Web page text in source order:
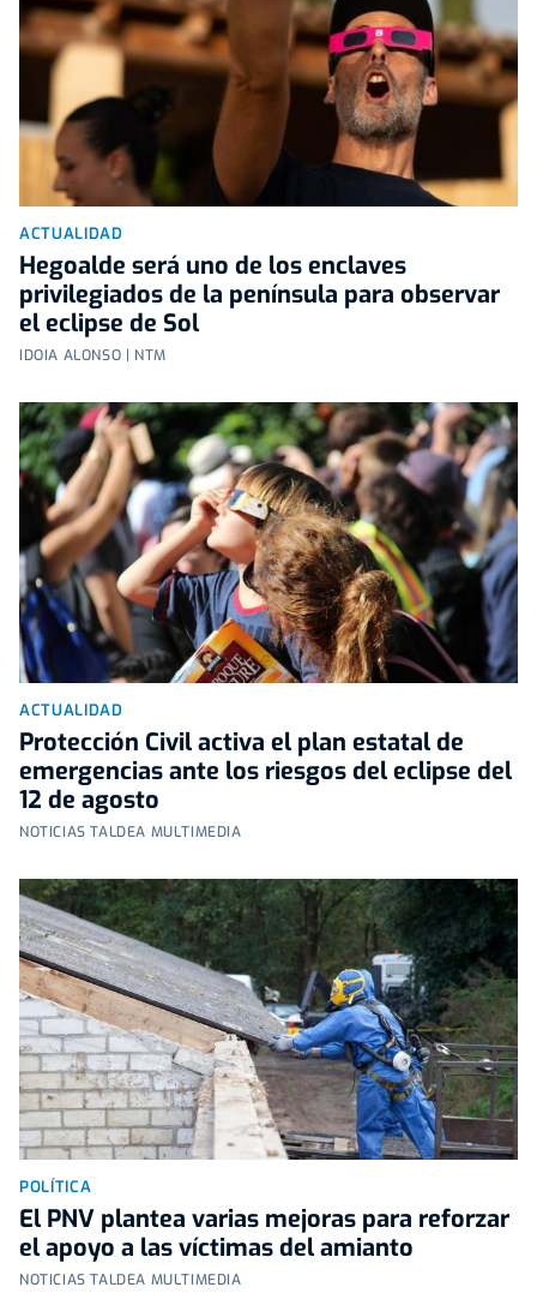
ACTUALIDAD
Hegoalde será uno de los enclaves
privilegiados de la península para observar
el eclipse de Sol
IDOIA ALONSO | NTM
ACTUALIDAD
Protección Civil activa el plan estatal de
emergencias ante los riesgos del eclipse del
12 de agosto
NOTICIAS TALDEA MULTIMEDIA
POLÍTICA
El PNV plantea varias mejoras para reforzar
el apoyo a las víctimas del amianto
NOTICIAS TALDEA MULTIMEDIA